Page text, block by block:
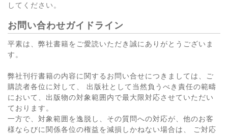
してください。
お問い合わせガイドライン
平素は、弊社書籍をご愛読いただき誠にありがとうございま
す。
弊社刊行書籍の内容に関するお問い合せにつきましては、ご
購読者各位に対して、 出版社として当然負うべき責任の範疇
において、出版物の対象範囲内で最大限対応させていただい
ております。
一方で、対象範囲を逸脱し、その質問への対応が、他のお客
様ならびに関係各位の権益を減損しかねない場合は、 ご対応